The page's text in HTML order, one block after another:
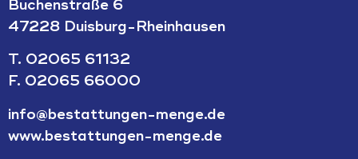
Buchenstraße 6
47228 Duisburg-Rheinhausen
T. 02065 61132
F. 02065 66000
info@bestattungen-menge.de
www.bestattungen-menge.de